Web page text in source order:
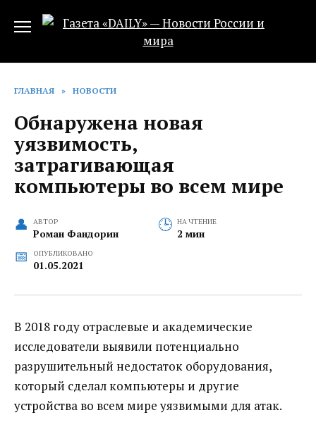
ГЛАВНАЯ » НОВОСТИ
Обнаружена новая
уязвимость,
затрагивающая
компьютеры во всем мире
АВТОР
Роман Фандорин
НА ЧТЕНИЕ
2 мин
ОПУБЛИКОВАНО
01.05.2021
В 2018 году отраслевые и академические
исследователи выявили потенциально
разрушительный недостаток оборудования,
который сделал компьютеры и другие
устройства во всем мире уязвимыми для атак.